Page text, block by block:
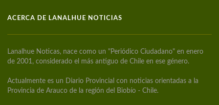
ACERCA DE LANALHUE NOTICIAS
Lanalhue Noticas, nace como un "Periódico Ciudadano" en enero
de 2001, considerado el más antiguo de Chile en ese género.
Actualmente es un Diario Provincial con noticias orientadas a la
Provincia de Arauco de la región del Biobío - Chile.